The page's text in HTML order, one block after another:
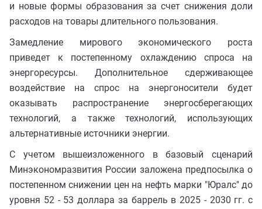
и новые формы образования за счет снижения доли
расходов на товары длительного пользования.
Замедление мирового экономического роста
приведет к постепенному охлаждению спроса на
энергоресурсы. Дополнительное сдерживающее
воздействие на спрос на энергоносители будет
оказывать распространение энергосберегающих
технологий, а также технологий, использующих
альтернативные источники энергии.
С учетом вышеизложенного в базовый сценарий
Минэкономразвития России заложена предпосылка о
постепенном снижении цен на нефть марки "Юралс" до
уровня 52 - 53 доллара за баррель в 2025 - 2030 гг. с